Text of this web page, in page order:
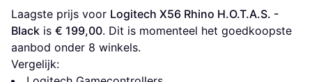
Laagste prijs voor Logitech X56 Rhino H.O.T.A.S. -
Black is € 199,00. Dit is momenteel het goedkoopste
aanbod onder 8 winkels.
Vergelijk: